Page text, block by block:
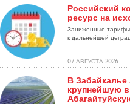
Российский
ресурс на
Заниженные тарифы
к дальнейшей
07 АВГУСТА 2026
В Забайкалье
крупнейшую